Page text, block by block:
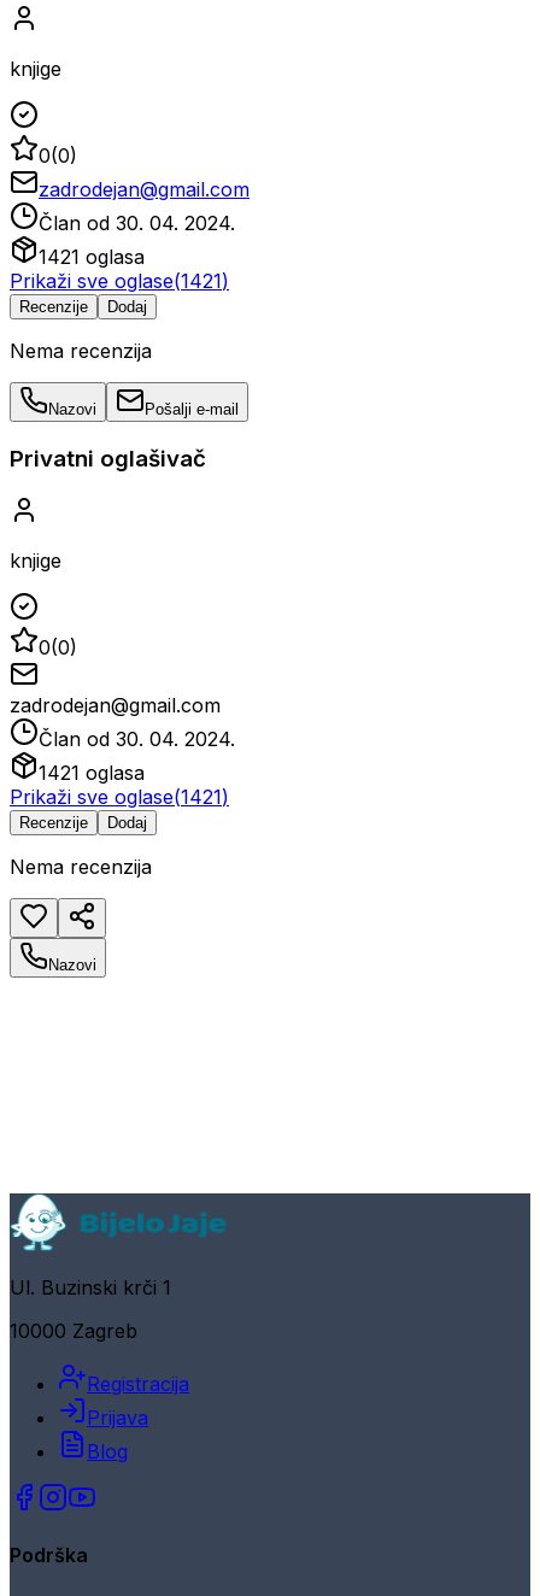
knjige
0(0)
zadrodejan@gmail.com
Član od 30. 04. 2024.
1421 oglasa
Prikaži sve oglase(1421)
Recenzije Dodaj
Nema recenzija
Nazovi Pošalji e-mail
Privatni oglašivač
knjige
0(0)
zadrodejan@gmail.com
Član od 30. 04. 2024.
1421 oglasa
Prikaži sve oglase(1421)
Recenzije Dodaj
Nema recenzija
Nazovi
Ul. Buzinski krči 1
10000 Zagreb
Registracija
Prijava
Blog
Podrška